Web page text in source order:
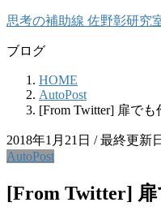
コ
テ
キ
ッ
ナ
ゲ
に
移
思考の補助線 佐野彰研究
ブログ
HOME
AutoPost
[From Twitter] 扉で
2018年1月21日 / 最終更新
AutoPost
[From Twitter]